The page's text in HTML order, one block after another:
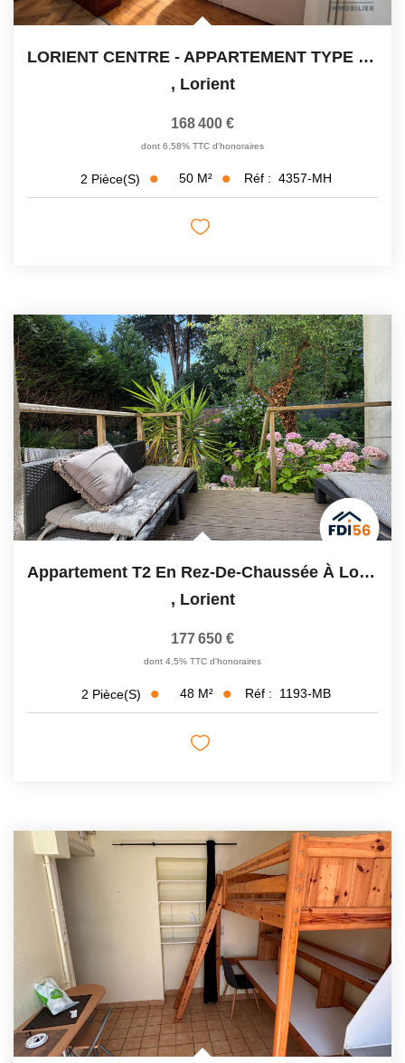
LORIENT CENTRE - APPARTEMENT TYPE II - BON ÉTAT GÉNÉRAL
, Lorient
168 400 €
dont 6,58% TTC d'honoraires
2 Pièce(s) 50 M² Réf : 4357-MH
Appartement T2 En Rez-De-Chaussée À Lorient - Grand...
, Lorient
177 650 €
dont 4,5% TTC d'honoraires
2 Pièce(s) 48 M² Réf : 1193-MB